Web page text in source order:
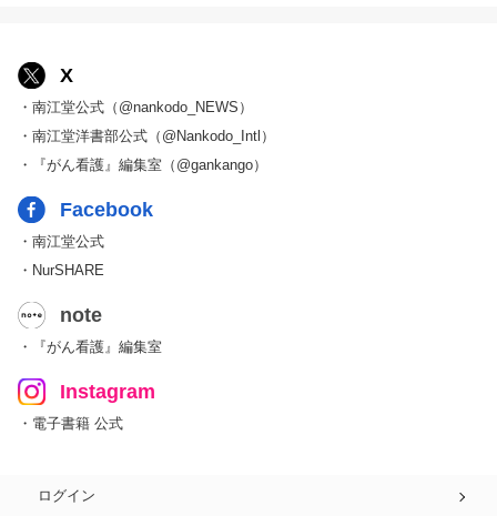
X
・南江堂公式（@nankodo_NEWS）
・南江堂洋書部公式（@Nankodo_Intl）
・『がん看護』編集室（@gankango）
Facebook
・南江堂公式
・NurSHARE
note
・『がん看護』編集室
Instagram
・電子書籍 公式
ログイン